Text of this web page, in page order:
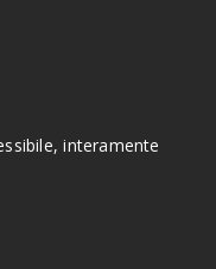
interamente